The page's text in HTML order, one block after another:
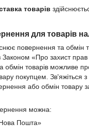
товарів
для товарів
повернення та обмін
Законом «Про захист прав
обмін товарів можливе
покупцем.
або обмін товару
можна:
Пошта»